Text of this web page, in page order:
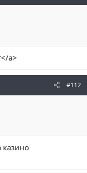
a>
#112
казино